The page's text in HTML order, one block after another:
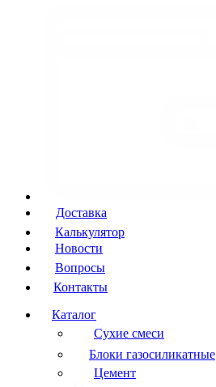
Доставка
Калькулятор
Новости
Вопросы
Контакты
Каталог
Сухие смеси
Блоки газосиликатные
Цемент